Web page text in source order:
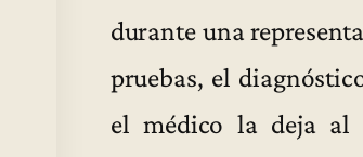
durante una
pruebas, el
el médico la deja al